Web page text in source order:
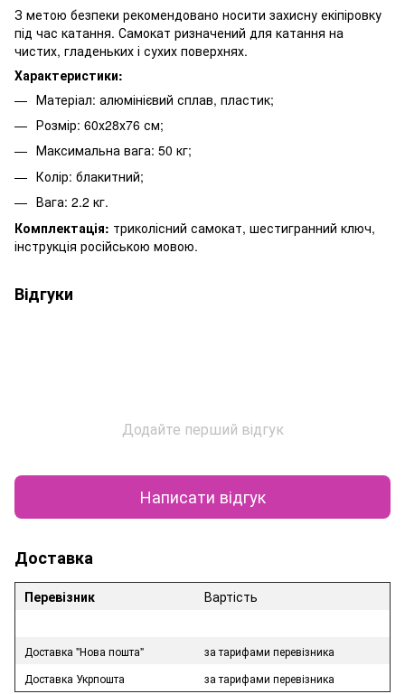
З метою безпеки рекомендовано носити захисну екіпіровку
під час катання. Самокат ризначений для катання на
чистих, гладеньких і сухих поверхнях.
Характеристики:
Матеріал: алюмінієвий сплав, пластик;
Розмір: 60х28х76 см;
Максимальна вага: 50 кг;
Колір: блакитний;
Вага: 2.2 кг.
Комплектація: триколісний самокат, шестигранний ключ,
інструкція російською мовою.
Відгуки
Додайте перший відгук
Написати відгук
Доставка
Перевізник Вартість
Доставка "Нова пошта"
за тарифами перевізника
Доставка Укрпошта
за тарифами перевізника